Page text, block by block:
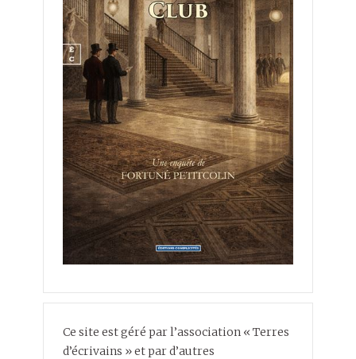
Ce site est géré par l’association « Terres
d’écrivains » et par d’autres